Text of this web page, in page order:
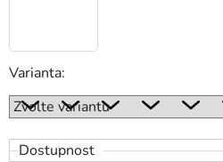
Varianta:
Dostupnost